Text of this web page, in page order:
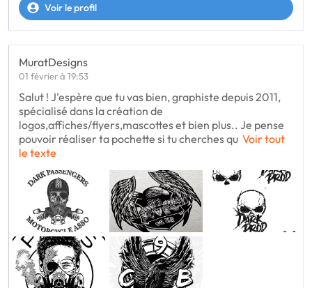
Voir le profil
MuratDesigns
01 février à 19:53
Salut ! J'espère que tu vas bien, graphiste depuis 2011,
spécialisé dans la création de
logos,affiches/flyers,mascottes et bien plus.. Je pense
pouvoir réaliser ta pochette si tu cherches qu Voir tout
le texte